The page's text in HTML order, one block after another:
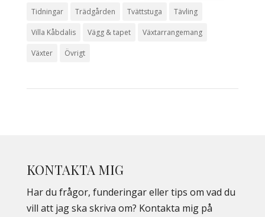
Tidningar Trädgården Tvättstuga Tävling
Villa Kåbdalis Vägg & tapet Växtarrangemang
Växter Övrigt
KONTAKTA MIG
Har du frågor, funderingar eller tips om vad du
vill att jag ska skriva om? Kontakta mig på